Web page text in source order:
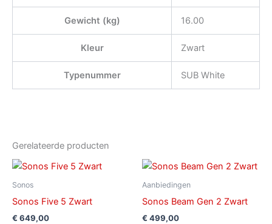
Gewicht (kg) 16.00
Kleur Zwart
Typenummer SUB White
Gerelateerde producten
Sonos
Sonos Five 5 Zwart
€ 649,00
Aanbiedingen
Sonos Beam Gen 2 Zwart
€ 499,00